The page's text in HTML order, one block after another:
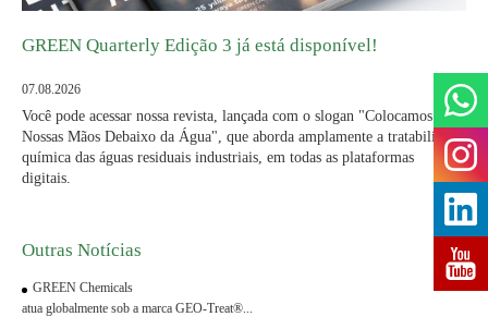
GREEN Quarterly Edição 3 já está disponível!
07.08.2026
Você pode acessar nossa revista, lançada com o slogan "Colocamos
Nossas Mãos Debaixo da Água", que aborda amplamente a tratabilidade
química das águas residuais industriais, em todas as plataformas
digitais.
Outras Notícias
GREEN Chemicals
atua globalmente sob a marca GEO-Treat®...